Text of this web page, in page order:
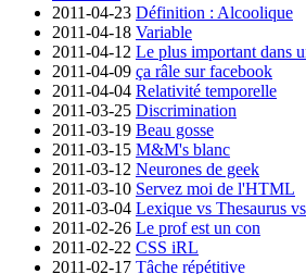
2011-04-23 Définition : Alcoolique
2011-04-18 Variable
2011-04-12 Le plus important dans
2011-04-09 ça râle sur facebook
2011-04-04 Relativité temporelle
2011-03-25 Discrimination
2011-03-19 Beau gosse
2011-03-15 M&M's blanc
2011-03-12 Neurones de geek
2011-03-10 Servez moi de l'HTML
2011-03-04 Lexique vs Thesaurus
2011-02-26 Le prof est un con
2011-02-22 CSS iRL
2011-02-17 Tâche répétitive